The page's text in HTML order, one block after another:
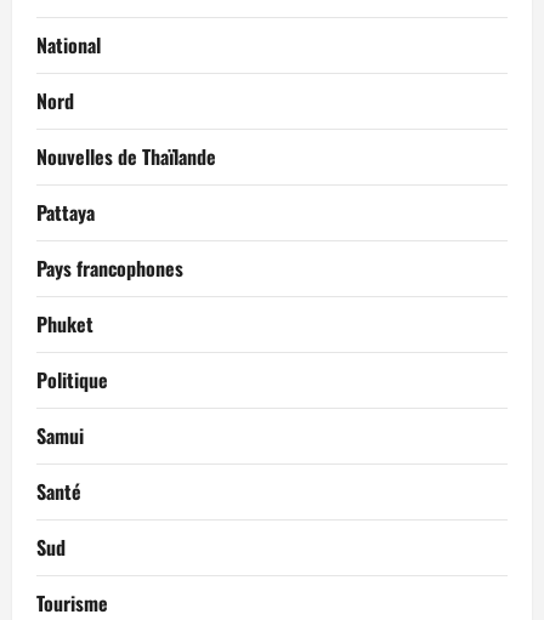
National
Nord
Nouvelles de Thaïlande
Pattaya
Pays francophones
Phuket
Politique
Samui
Santé
Sud
Tourisme